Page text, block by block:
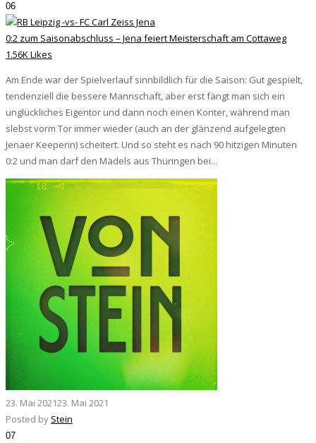
06
0:2 zum Saisonabschluss – Jena feiert Meisterschaft am Cottaweg
1.56K Likes
Am Ende war der Spielverlauf sinnbildlich für die Saison: Gut gespielt,
tendenziell die bessere Mannschaft, aber erst fängt man sich ein
unglückliches Eigentor und dann noch einen Konter, während man
slebst vorm Tor immer wieder (auch an der glänzend aufgelegten
Jenaer Keeperin) scheitert. Und so steht es nach 90 hitzigen Minuten
0:2 und man darf den Mädels aus Thüringen bei...
23. Mai 202123. Mai 2021
Posted by Stein
07